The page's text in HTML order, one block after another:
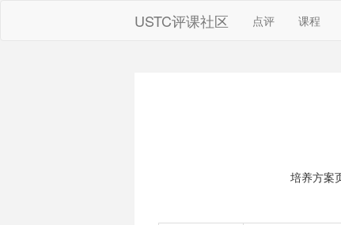
USTC评课社区 点评 课程
培养方案